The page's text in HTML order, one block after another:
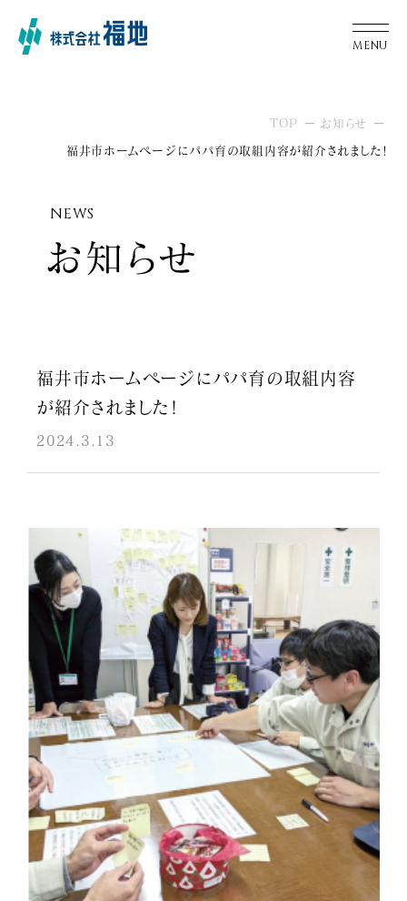
TOP
お知らせ
福井市ホームページにパパ育の取組内容が紹介されました！
NEWS
お知らせ
福井市ホームページにパパ育の取組内容
が紹介されました！
2024.3.13